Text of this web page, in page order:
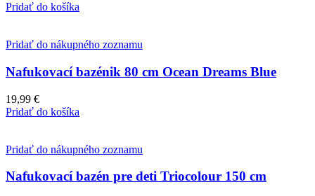
Pridať do košíka
Pridať do nákupného zoznamu
Nafukovací bazénik 80 cm Ocean Dreams Blue
19,99 €
Pridať do košíka
Pridať do nákupného zoznamu
Nafukovací bazén pre deti Triocolour 150 cm